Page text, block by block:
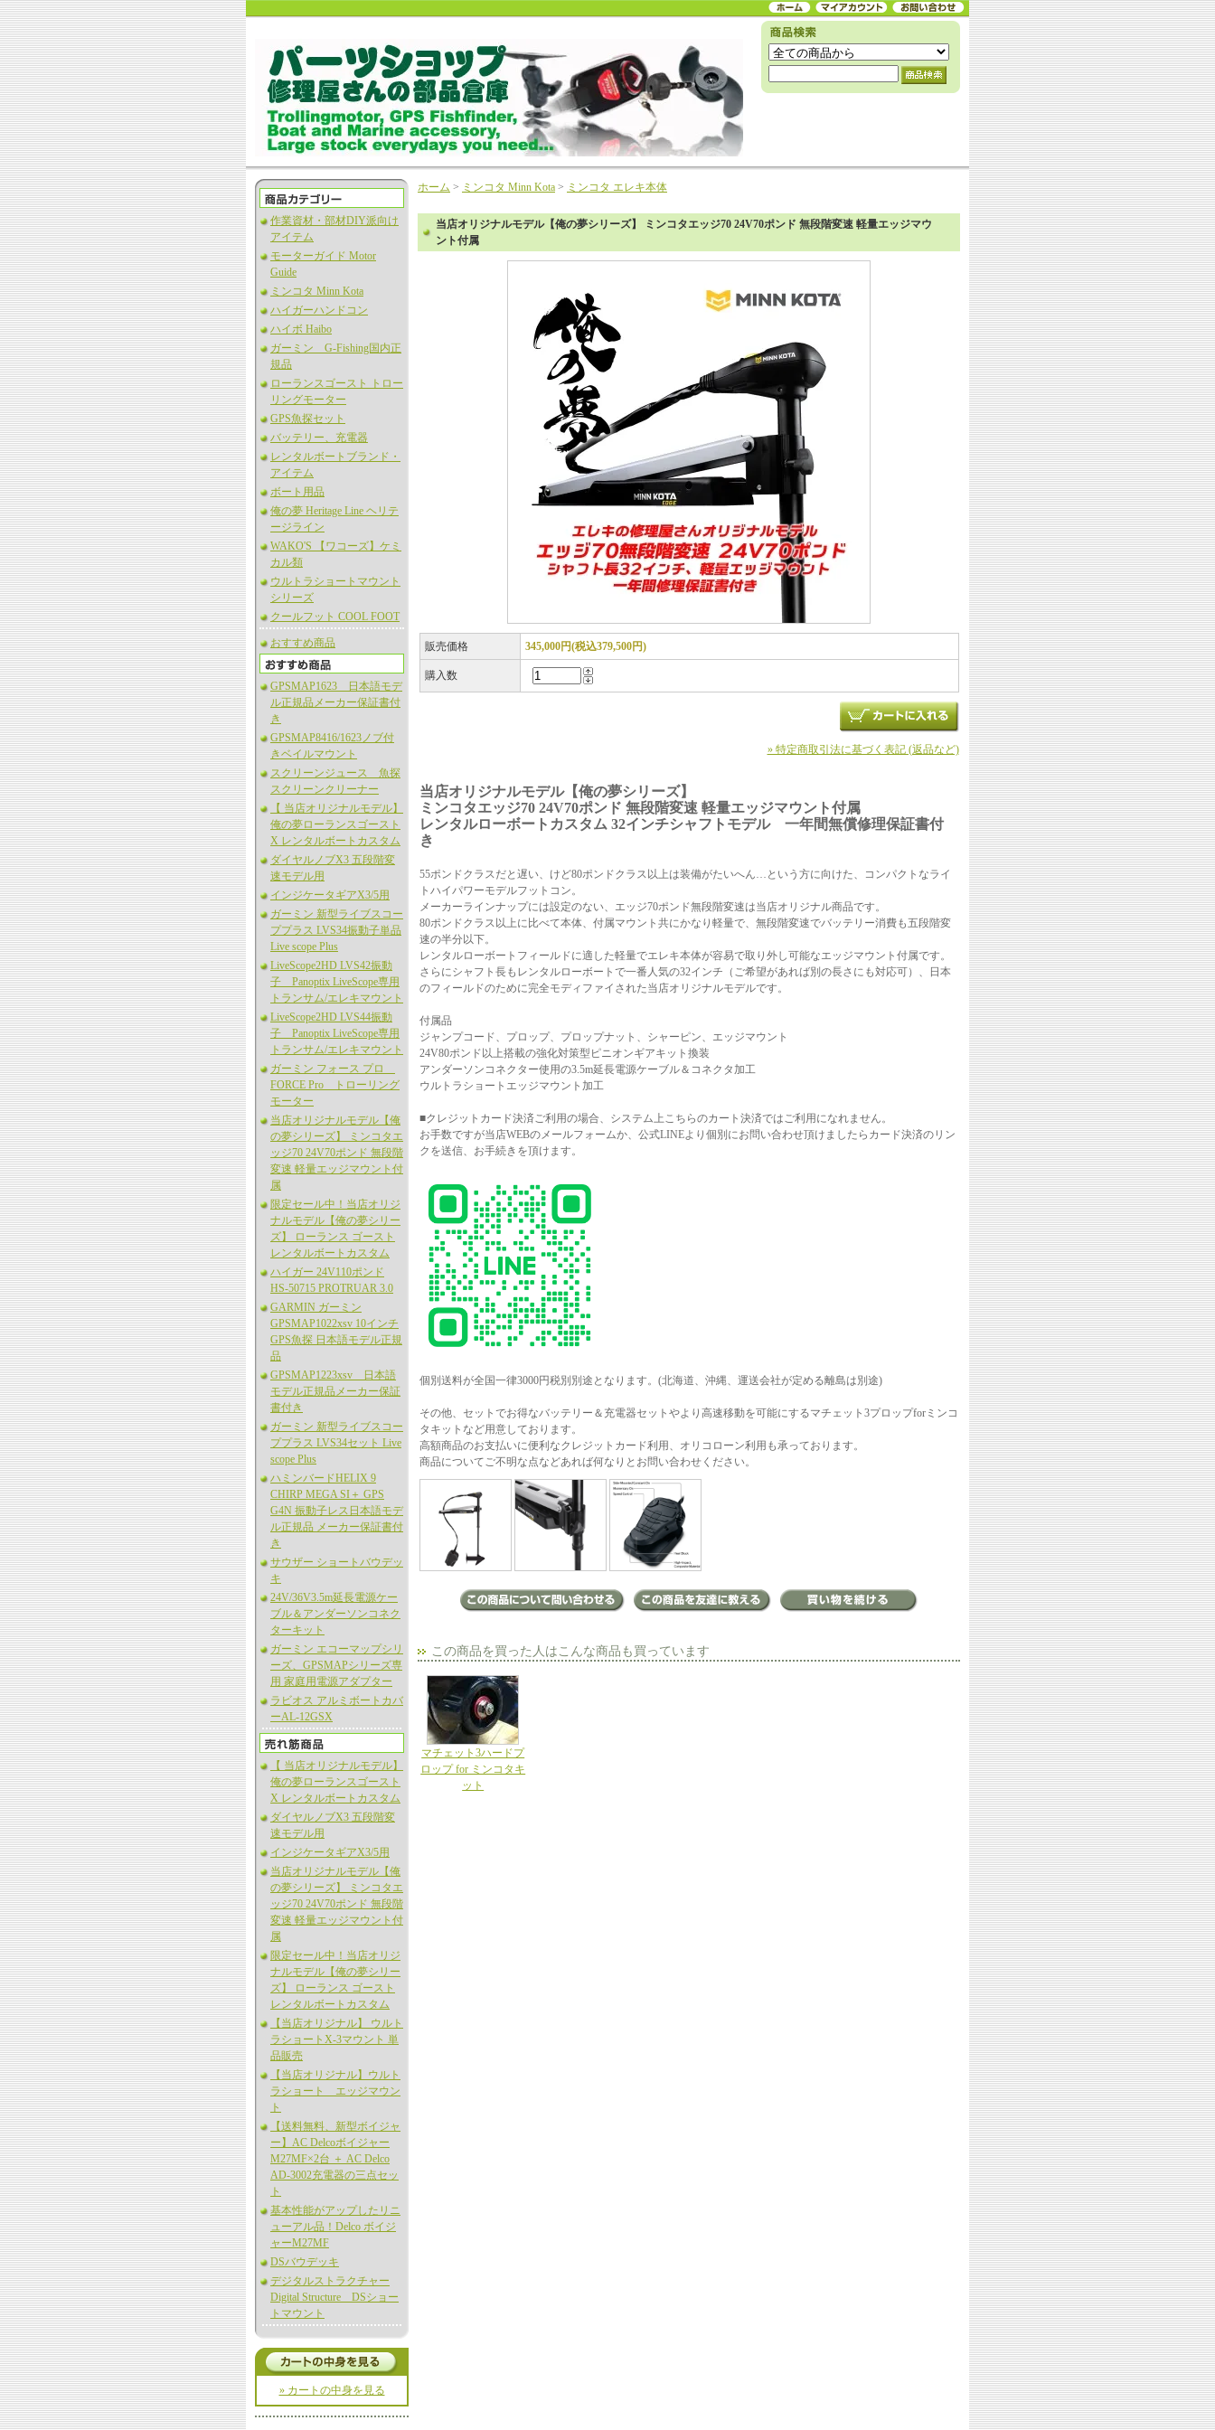
作業資材・部材DIY派向け
アイテム
モーターガイド Motor
Guide
ミンコタ Minn Kota
ハイガーハンドコン
ハイボ Haibo
ガーミン G-Fishing国内正
規品
ローランスゴースト トロー
リングモーター
GPS魚探セット
バッテリー、充電器
レンタルボートブランド・
アイテム
ボート用品
俺の夢 Heritage Line ヘリテ
ージライン
WAKO'S 【ワコーズ】ケミ
カル類
ウルトラショートマウント
シリーズ
クールフット COOL FOOT
おすすめ商品
GPSMAP1623 日本語モデ
ル正規品メーカー保証書付
き
GPSMAP8416/1623ノブ付
きベイルマウント
スクリーンジュース 魚探
スクリーンクリーナー
【 当店オリジナルモデル】
俺の夢ローランスゴースト
X レンタルボートカスタム
ダイヤルノブX3 五段階変
速モデル用
インジケータギアX3/5用
ガーミン 新型ライブスコー
ププラス LVS34振動子単品
Live scope Plus
LiveScope2HD LVS42振動
子 Panoptix LiveScope専用
トランサム/エレキマウント
LiveScope2HD LVS44振動
子 Panoptix LiveScope専用
トランサム/エレキマウント
ガーミン フォース プロ
FORCE Pro トローリング
モーター
当店オリジナルモデル【俺
の夢シリーズ】 ミンコタエ
ッジ70 24V70ポンド 無段階
変速 軽量エッジマウント付
属
限定セール中！当店オリジ
ナルモデル【俺の夢シリー
ズ】 ローランス ゴースト
レンタルボートカスタム
ハイガー 24V110ポンド
HS-50715 PROTRUAR 3.0
GARMIN ガーミン
GPSMAP1022xsv 10インチ
GPS魚探 日本語モデル正規
品
GPSMAP1223xsv 日本語
モデル正規品メーカー保証
書付き
ガーミン 新型ライブスコー
ププラス LVS34セット Live
scope Plus
ハミンバードHELIX 9
CHIRP MEGA SI＋ GPS
G4N 振動子レス日本語モデ
ル正規品 メーカー保証書付
き
サウザー ショートバウデッ
キ
24V/36V3.5m延長電源ケー
ブル＆アンダーソンコネク
ターキット
ガーミン エコーマップシリ
ーズ、GPSMAPシリーズ専
用 家庭用電源アダプター
ラビオス アルミボートカバ
ーAL-12GSX
【 当店オリジナルモデル】
俺の夢ローランスゴースト
X レンタルボートカスタム
ダイヤルノブX3 五段階変
速モデル用
インジケータギアX3/5用
当店オリジナルモデル【俺
の夢シリーズ】 ミンコタエ
ッジ70 24V70ポンド 無段階
変速 軽量エッジマウント付
属
限定セール中！当店オリジ
ナルモデル【俺の夢シリー
ズ】 ローランス ゴースト
レンタルボートカスタム
【当店オリジナル】 ウルト
ラショートX-3マウント 単
品販売
【当店オリジナル】ウルト
ラショート エッジマウン
ト
【送料無料、新型ボイジャ
ー】AC Delcoボイジャー
M27MF×2台 ＋ AC Delco
AD-3002充電器の三点セッ
ト
基本性能がアップしたリニ
ューアル品！Delco ボイジ
ャーM27MF
DSバウデッキ
デジタルストラクチャー
Digital Structure DSショー
トマウント
» カートの中身を見る
ホーム > ミンコタ Minn Kota > ミンコタ エレキ本体
当店オリジナルモデル【俺の夢シリーズ】 ミンコタエッジ70 24V70ポンド 無段階変速 軽量エッジマウ
ント付属
販売価格 345,000円(税込379,500円)
購入数
» 特定商取引法に基づく表記 (返品など)
当店オリジナルモデル【俺の夢シリーズ】
ミンコタエッジ70 24V70ポンド 無段階変速 軽量エッジマウント付属
レンタルローボートカスタム 32インチシャフトモデル 一年間無償修理保証書付
き
55ポンドクラスだと遅い、けど80ポンドクラス以上は装備がたいへん…という方に向けた、コンパクトなライ
トハイパワーモデルフットコン。
メーカーラインナップには設定のない、エッジ70ポンド無段階変速は当店オリジナル商品です。
80ポンドクラス以上に比べて本体、付属マウント共にかなり軽量で、無段階変速でバッテリー消費も五段階変
速の半分以下。
レンタルローボートフィールドに適した軽量でエレキ本体が容易で取り外し可能なエッジマウント付属です。
さらにシャフト長もレンタルローボートで一番人気の32インチ（ご希望があれば別の長さにも対応可）、日本
のフィールドのために完全モディファイされた当店オリジナルモデルです。
付属品
ジャンプコード、プロップ、プロップナット、シャーピン、エッジマウント
24V80ポンド以上搭載の強化対策型ピニオンギアキット換装
アンダーソンコネクター使用の3.5m延長電源ケーブル＆コネクタ加工
ウルトラショートエッジマウント加工
■クレジットカード決済ご利用の場合、システム上こちらのカート決済ではご利用になれません。
お手数ですが当店WEBのメールフォームか、公式LINEより個別にお問い合わせ頂けましたらカード決済のリン
クを送信、お手続きを頂けます。
個別送料が全国一律3000円税別別途となります。(北海道、沖縄、運送会社が定める離島は別途)
その他、セットでお得なバッテリー＆充電器セットやより高速移動を可能にするマチェット3プロップforミンコ
タキットなど用意しております。
高額商品のお支払いに便利なクレジットカード利用、オリコローン利用も承っております。
商品についてご不明な点などあれば何なりとお問い合わせください。
この商品を買った人はこんな商品も買っています
マチェット3ハードプ
ロップ for ミンコタキ
ット